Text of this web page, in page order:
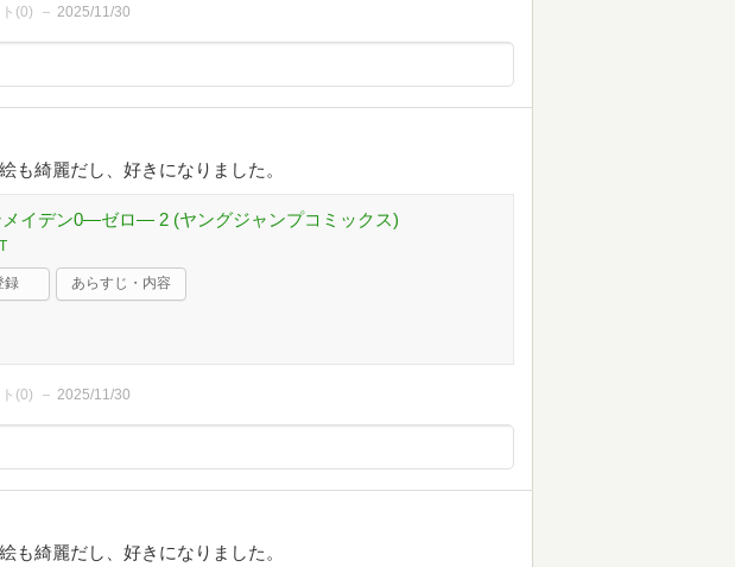
(0) 2025/11/30
も綺麗だし、好きになりました。
メイデン0―ゼロ― 2 (ヤングジャンプコミックス)
録 あらすじ・内容
(0) 2025/11/30
も綺麗だし、好きになりました。